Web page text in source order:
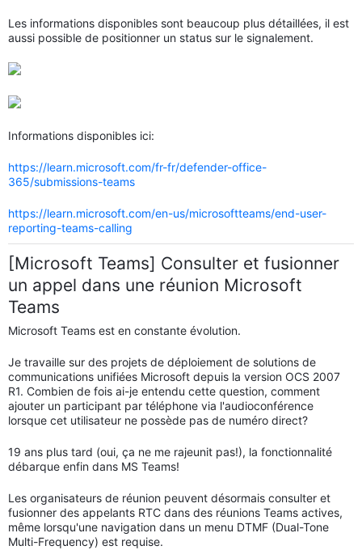
Les informations disponibles sont beaucoup plus détaillées, il est
aussi possible de positionner un status sur le signalement.
Informations disponibles ici:
https://learn.microsoft.com/fr-fr/defender-office-
365/submissions-teams
https://learn.microsoft.com/en-us/microsoftteams/end-user-
reporting-teams-calling
[Microsoft Teams] Consulter et fusionner
un appel dans une réunion Microsoft
Teams
Microsoft Teams est en constante évolution.
Je travaille sur des projets de déploiement de solutions de
communications unifiées Microsoft depuis la version OCS 2007
R1. Combien de fois ai-je entendu cette question, comment
ajouter un participant par téléphone via l'audioconférence
lorsque cet utilisateur ne possède pas de numéro direct?
19 ans plus tard (oui, ça ne me rajeunit pas!), la fonctionnalité
débarque enfin dans MS Teams!
Les organisateurs de réunion peuvent désormais consulter et
fusionner des appelants RTC dans des réunions Teams actives,
même lorsqu'une navigation dans un menu DTMF (Dual-Tone
Multi-Frequency) est requise.